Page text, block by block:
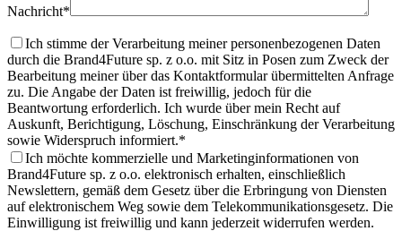
Nachricht*
Ich stimme der Verarbeitung meiner personenbezogenen Daten
durch die Brand4Future sp. z o.o. mit Sitz in Posen zum Zweck der
Bearbeitung meiner über das Kontaktformular übermittelten Anfrage
zu. Die Angabe der Daten ist freiwillig, jedoch für die
Beantwortung erforderlich. Ich wurde über mein Recht auf
Auskunft, Berichtigung, Löschung, Einschränkung der Verarbeitung
sowie Widerspruch informiert.*
Ich möchte kommerzielle und Marketinginformationen von
Brand4Future sp. z o.o. elektronisch erhalten, einschließlich
Newslettern, gemäß dem Gesetz über die Erbringung von Diensten
auf elektronischem Weg sowie dem Telekommunikationsgesetz. Die
Einwilligung ist freiwillig und kann jederzeit widerrufen werden.